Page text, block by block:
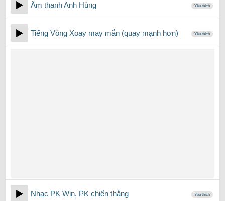
Âm thanh Anh Hùng Yêu thích
Tiếng Vòng Xoay may mắn (quay mạnh hơn) Yêu thích
Nhạc PK Win, PK chiến thắng Yêu thích